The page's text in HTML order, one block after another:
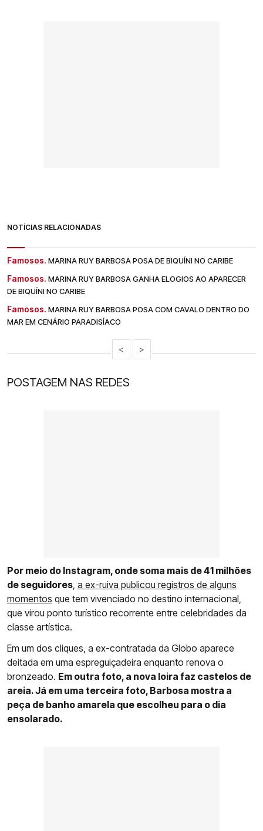
NOTÍCIAS RELACIONADAS
Famosos. MARINA RUY BARBOSA POSA DE BIQUÍNI NO CARIBE
Famosos. MARINA RUY BARBOSA GANHA ELOGIOS AO APARECER
DE BIQUÍNI NO CARIBE
Famosos. MARINA RUY BARBOSA POSA COM CAVALO DENTRO DO
MAR EM CENÁRIO PARADISÍACO
< >
POSTAGEM NAS REDES
Por meio do Instagram, onde soma mais de 41 milhões
de seguidores, a ex-ruiva publicou registros de alguns
momentos que tem vivenciado no destino internacional,
que virou ponto turístico recorrente entre celebridades da
classe artística.
Em um dos cliques, a ex-contratada da Globo aparece
deitada em uma espreguiçadeira enquanto renova o
bronzeado. Em outra foto, a nova loira faz castelos de
areia. Já em uma terceira foto, Barbosa mostra a
peça de banho amarela que escolheu para o dia
ensolarado.